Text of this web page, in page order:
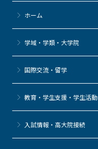
o
o
k
ホーム
学域・学類・大学院
国際交流・留学
教育・学生支援・学生活動
⼊試情報・高大院接続